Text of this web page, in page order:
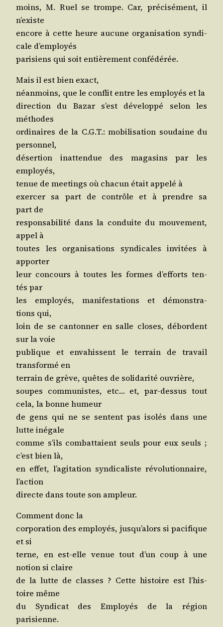
moins, M. Ruel se trompe. Car, pré­ci­sé­ment, il
n’existe
encore à cette heure aucune orga­ni­sa­tion syn­di­
cale d’employés
pari­siens qui soit entiè­re­ment confédérée.
Mais il est bien exact,
néan­moins, que le conflit entre les employés et la
direc­tion du Bazar s’est déve­lop­pé selon les
méthodes
ordi­naires de la C.G.T.: mobi­li­sa­tion sou­daine du
personnel,
déser­tion inat­ten­due des maga­sins par les
employés,
tenue de mee­tings où cha­cun était appe­lé à
exer­cer sa part de contrôle et à prendre sa
part de
res­pon­sa­bi­li­té dans la conduite du mou­ve­ment,
appel à
toutes les orga­ni­sa­tions syn­di­cales invi­tées à
apporter
leur concours à toutes les formes d’ef­forts ten­
tés par
les employés, mani­fes­ta­tions et démons­tra­
tions qui,
loin de se can­ton­ner en salle closes, débordent
sur la voie
publique et enva­hissent le ter­rain de tra­vail
trans­for­mé en
ter­rain de grève, quêtes de soli­da­ri­té ouvrière,
soupes com­mu­nistes, etc… et, par-des­sus tout
cela, la bonne humeur
de gens qui ne se sentent pas iso­lés dans une
lutte inégale
comme s’ils com­bat­taient seuls pour eux seuls ;
c’est bien là,
en effet, l’a­gi­ta­tion syn­di­ca­liste révo­lu­tion­naire,
l’action
directe dans toute son ampleur.
Com­ment donc la
cor­po­ra­tion des employés, jus­qu’a­lors si paci­fique
et si
terne, en est-elle venue tout d’un coup à une
notion si claire
de la lutte de classes ? Cette his­toire est l’his­
toire même
du Syn­di­cat des Employés de la région
parisienne.